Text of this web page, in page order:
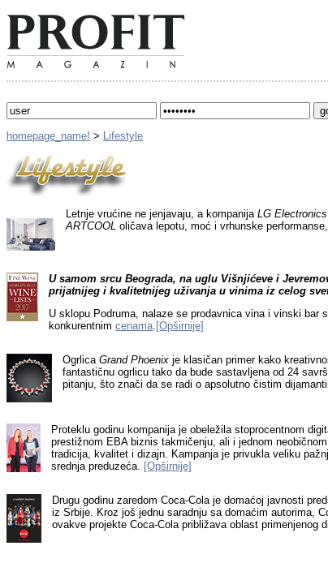
homepage_name! > Lifestyle
Letnje vrućine ne jenjavaju, a kompanijaLG
ARTCOOL oličava lepotu, moć i vrhunske
U samom srcu Beograda, na uglu Višnjićeve i
prijatnijeg i kvalitetnijeg uživanja u vinima iz celog
U sklopu Podruma, nalaze se prodavnica vina i vinski bar
konkurentnimcenama. [Opširnije]
OgrlicaGrand Phoenix je klasičan primer kako
fantastičnu ogrlicu tako da bude sastavljena od 24
pitanju, što znači da se radi o apsolutno čistim
Proteklu godinu kompanija je obeležila stoprocentnom
prestižnom EBA biznis takmičenju, ali i jednom
tradicija, kvalitet i dizajn. Kampanja je privukla veliku
srednja preduzeća. [Opširnije]
Drugu godinu zaredom Coca-Cola je domaćoj javnosti
iz Srbije. Kroz još jednu saradnju sa domaćim autorima,
ovakve projekte Coca-Cola približava oblast